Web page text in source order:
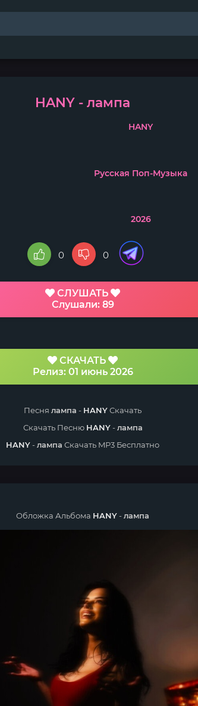
HANY - лампа
HANY
Русская Поп-Музыка
2026
0 0
СЛУШАТЬ
Слушали: 89
СКАЧАТЬ
Релиз: 01 июнь 2026
Песня лампа - HANYСкачать
Скачать Песню HANY-лампа
HANY-лампа Скачать MP3 Бесплатно
Обложка Альбома HANY-лампа